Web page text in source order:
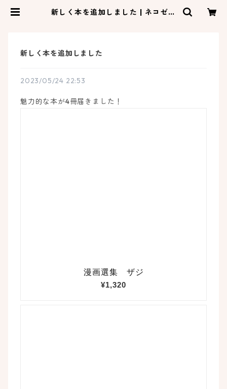
新しく本を追加しました | ネコゼ商
新しく本を追加しました
2023/05/24 22:53
魅力的な本が4冊届きました！